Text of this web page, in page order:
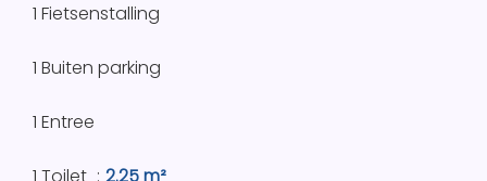
1 Fietsenstalling
1 Buiten parking
1 Entree